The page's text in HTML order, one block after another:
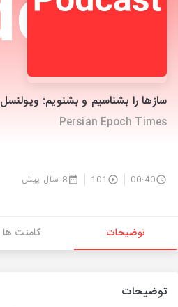
ساز‏ها را بشناسیم و بشنویم: ویولنسل
Persian Epoch Times
00:40
101 8 سال پیش
توضیحات کامنت ها
توضیحات